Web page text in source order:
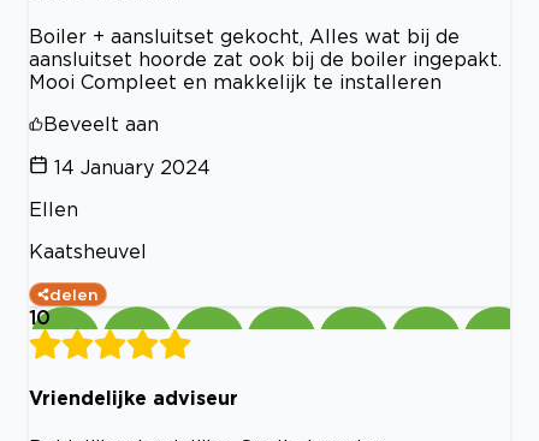
Boiler + aansluitset gekocht, Alles wat bij de
aansluitset hoorde zat ook bij de boiler ingepakt.
Mooi Compleet en makkelijk te installeren
Beveelt aan
14 January 2024
Ellen
Kaatsheuvel
delen
10
Vriendelijke adviseur